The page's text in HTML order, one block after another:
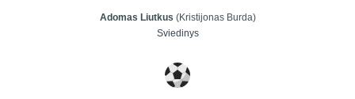
Adomas Liutkus (Kristijonas Burda)
Sviedinys